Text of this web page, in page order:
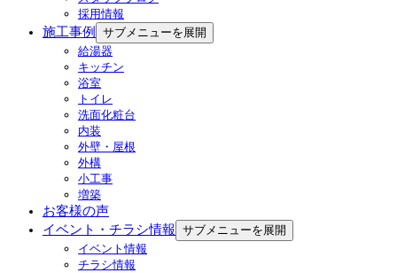
採用情報
施工事例
サブメニューを展開
給湯器
キッチン
浴室
トイレ
洗面化粧台
内装
外壁・屋根
外構
小工事
増築
お客様の声
イベント・チラシ情報 サブメニューを展開
イベント情報
チラシ情報